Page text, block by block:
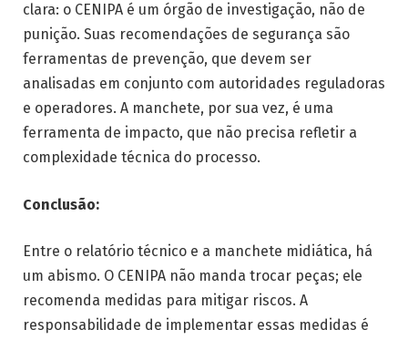
clara: o CENIPA é um órgão de investigação, não de
punição. Suas recomendações de segurança são
ferramentas de prevenção, que devem ser
analisadas em conjunto com autoridades reguladoras
e operadores. A manchete, por sua vez, é uma
ferramenta de impacto, que não precisa refletir a
complexidade técnica do processo.
Conclusão:
Entre o relatório técnico e a manchete midiática, há
um abismo. O CENIPA não manda trocar peças; ele
recomenda medidas para mitigar riscos. A
responsabilidade de implementar essas medidas é